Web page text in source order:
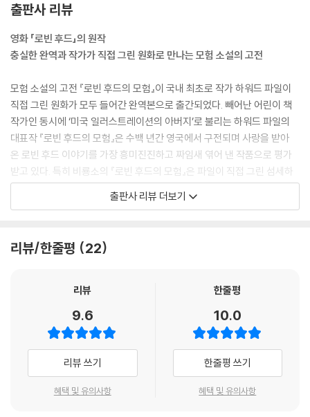
출판사 리뷰
영화 「로빈 후드」의 원작
충실한 완역과 작가가 직접 그린 원화로 만나는 모험 소설의 고전
모험 소설의 고전 『로빈 후드의 모험』이 국내 최초로 작가 하워드 파일이
직접 그린 원화가 모두 들어간 완역본으로 출간되었다. 빼어난 어린이 책
작가인 동시에 ‘미국 일러스트레이션의 아버지’로 불리는 하워드 파일의
대표작 『로빈 후드의 모험』은 수백 년간 영국에서 구전되며 사랑을 받아
온 로빈 후드 이야기를 가장 흥미진진하고 짜임새 엮어 낸 작품으로 평가
받고 있다. 특히 비룡소의 『로빈 후드의 모험』은 파일이 직접 그린 섬세하
면서도 박력 넘치는 펜화들을 충실히 실어 원작의 재미에 가장 충실한 정
로, 귀족과 성직자에게는 악랄한 도적으로 알려진 로빈 후드와 그의 동지
가고, 때로는 거지, 맨발의 수도사, 푸줏간 주인으로 출몰해 어려움에 처한
면서도 의로운 모험담은 진짜 영웅에 목말라 있는 오늘날의 독자들에게도
깊은 감동과 통쾌한 재미를 선사할 것이다.
사람 냄새 나는 영웅 로빈 후드의 유쾌 통쾌한 모험 이야기
원래 로빈 후드는 영국 민담에 등장하는 가공의 인물로, 부하들과 함께 부
출판사 리뷰 더보기
리뷰/한줄평 22
리뷰
9.6
리뷰 쓰기
혜택 및 유의사항
한줄평
10.0
한줄평 쓰기
혜택 및 유의사항